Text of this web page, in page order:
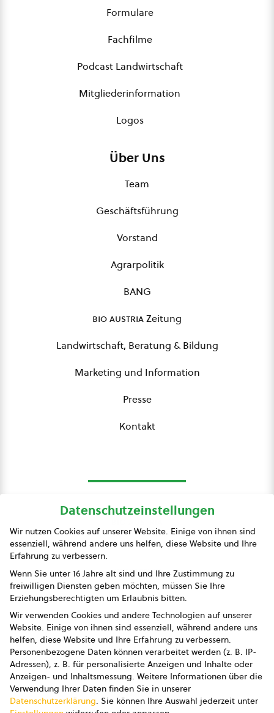
Formulare
Fachfilme
Podcast Landwirtschaft
Mitgliederinformation
Logos
Über Uns
Team
Geschäftsführung
Vorstand
Agrarpolitik
BANG
bio austriaZeitung
Landwirtschaft, Beratung & Bildung
Marketing und Information
Presse
Kontakt
Presse
Impressum
Datenschutz
AGB
AGB Marketing GmbH
AGB Bildung
Newsletter
Datenschutzeinstellungen
Wir nutzen Cookies auf unserer Website. Einige von ihnen sind
essenziell, während andere uns helfen, diese Website und Ihre
Erfahrung zu verbessern.
Wenn Sie unter 16 Jahre alt sind und Ihre Zustimmung zu
freiwilligen Diensten geben möchten, müssen Sie Ihre
Erziehungsberechtigten um Erlaubnis bitten.
Wir verwenden Cookies und andere Technologien auf unserer
Website. Einige von ihnen sind essenziell, während andere uns
helfen, diese Website und Ihre Erfahrung zu verbessern.
Personenbezogene Daten können verarbeitet werden (z. B. IP-
Adressen), z. B. für personalisierte Anzeigen und Inhalte oder
Anzeigen- und Inhaltsmessung. Weitere Informationen über die
Verwendung Ihrer Daten finden Sie in unserer
Datenschutzerklärung. Sie können Ihre Auswahl jederzeit unter